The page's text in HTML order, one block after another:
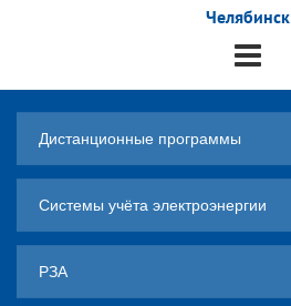
Челябинск
Дистанционные программы
Системы учёта электроэнергии
РЗА